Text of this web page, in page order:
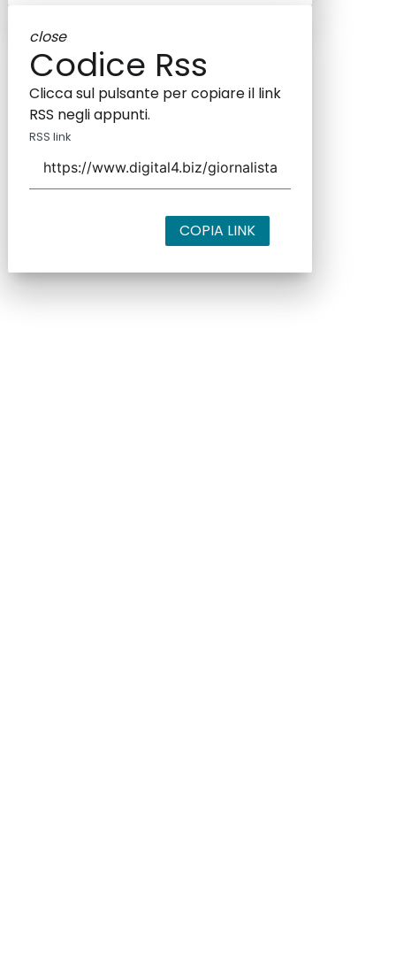
close
Codice Rss
Clicca sul pulsante per copiare il link
RSS negli appunti.
RSS link
COPIA LINK